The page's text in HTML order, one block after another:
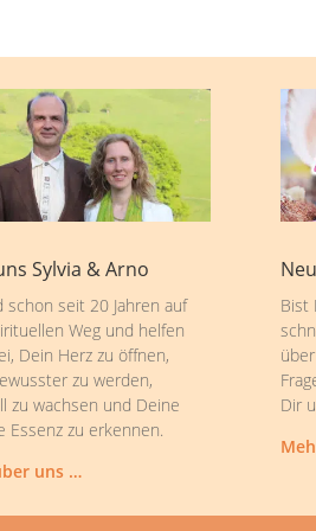
Sylvia & Arno
schon seit 20 Jahren auf
Weg und helfen
Dein Herz zu öffnen,
zu werden,
zu wachsen und Deine
Essenz zu erkennen.
uns …
Bist
Dir